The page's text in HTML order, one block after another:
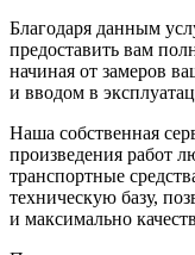
Благодаря данным
предоставить вам
начиная от замеров
и вводом в
Наша собственная
произведения работ
транспортные
техническую базу,
и максимально